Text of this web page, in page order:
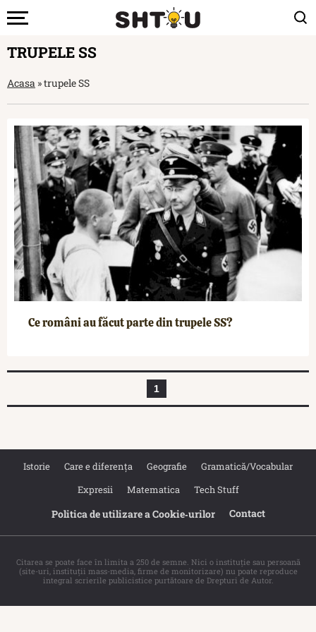
TRUPELE SS
Acasa »trupele SS
Ce români au făcut parte din trupele SS?
1
Istorie Care e diferența Geografie
Gramatică/Vocabular
Expresii
Matematica Tech Stuff
Politica de utilizare a Cookie‐urilor Contact
Citarea se poate face în limita a 250 de semne. Nici o instituţie sau persoană
(site-uri, instituţii mass-media, firme de monitorizare) nu poate reproduce
integral scrierile publicistice purtătoare de Drepturi de Autor.